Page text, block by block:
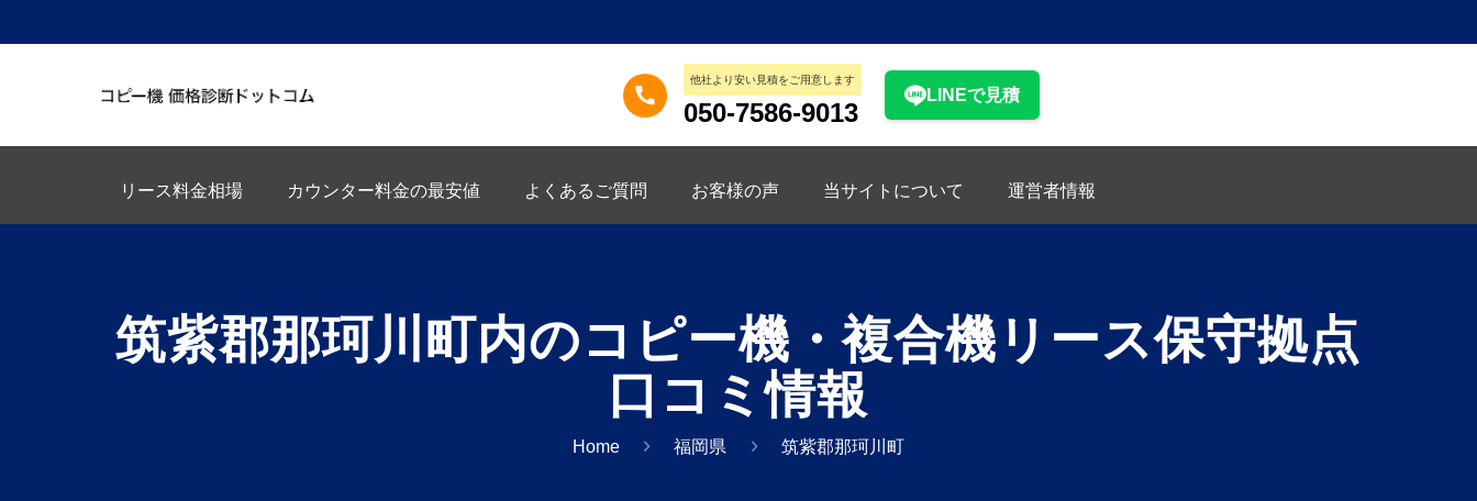
他社より安い見積をご用意します
050-7586-9013
LINEで見積
リース料金相場 カウンター料金の最安値 よくあるご質問 お客様の声 当サイトについて 運営者情報
筑紫郡那珂川町内のコピー機・複合機リース保守拠点
口コミ情報
Home 福岡県 筑紫郡那珂川町